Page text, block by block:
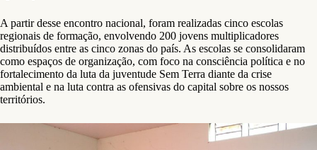
A partir desse encontro nacional, foram realizadas cinco escolas
regionais de formação, envolvendo 200 jovens multiplicadores
distribuídos entre as cinco zonas do país. As escolas se consolidaram
como espaços de organização, com foco na consciência política e no
fortalecimento da luta da juventude Sem Terra diante da crise
ambiental e na luta contra as ofensivas do capital sobre os nossos
territórios.